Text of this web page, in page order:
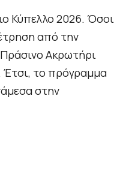
Κύπελλο 2026. Όσοι
από την
Ακρωτήρι
Έτσι, το πρόγραμμα
στην